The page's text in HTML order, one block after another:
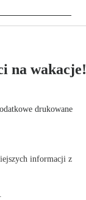
na wakacje!
drukowane
informacji z